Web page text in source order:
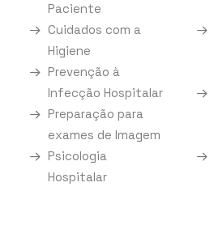
Paciente
Cuidados com a
Higiene
Prevenção à
Infecção Hospitalar
Preparação para
exames de Imagem
Psicologia
Hospitalar